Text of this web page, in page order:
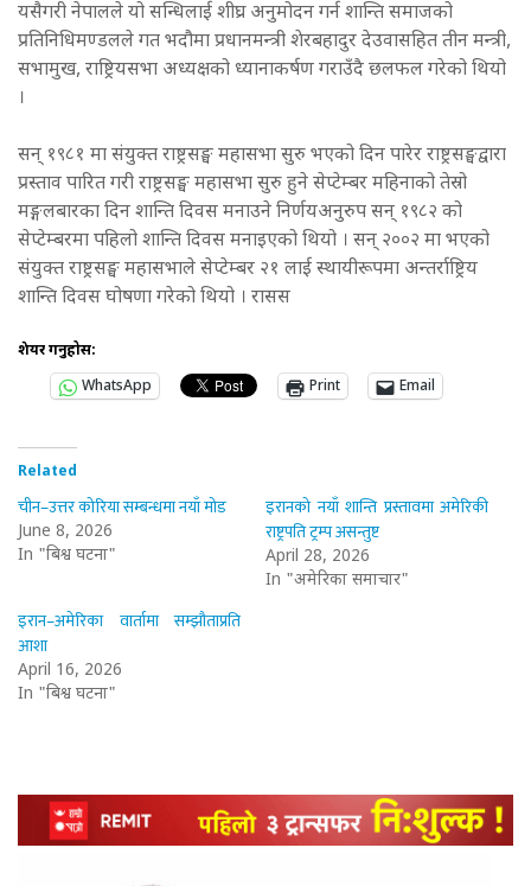
यसैगरी नेपालले यो सन्धिलाई शीघ्र अनुमोदन गर्न शान्ति समाजको
प्रतिनिधिमण्डलले गत भदौमा प्रधानमन्त्री शेरबहादुर देउवासहित तीन मन्त्री,
सभामुख, राष्ट्रियसभा अध्यक्षको ध्यानाकर्षण गराउँदै छलफल गरेको थियो
।
सन् १९८१ मा संयुक्त राष्ट्रसङ्घ महासभा सुरु भएको दिन पारेर राष्ट्रसङ्घद्वारा
प्रस्ताव पारित गरी राष्ट्रसङ्घ महासभा सुरु हुने सेप्टेम्बर महिनाको तेस्रो
मङ्गलबारका दिन शान्ति दिवस मनाउने निर्णयअनुरुप सन् १९८२ को
सेप्टेम्बरमा पहिलो शान्ति दिवस मनाइएको थियो । सन् २००२ मा भएको
संयुक्त राष्ट्रसङ्घ महासभाले सेप्टेम्बर २१ लाई स्थायीरूपमा अन्तर्राष्ट्रिय
शान्ति दिवस घोषणा गरेको थियो । रासस
शेयर गर्नुहोस:
WhatsApp
Print Email
Related
चीन–उत्तर कोरिया सम्बन्धमा नयाँ मोड
June 8, 2026
In "बिश्व घटना"
इरानको नयाँ शान्ति प्रस्तावमा अमेरिकी
राष्ट्रपति ट्रम्प असन्तुष्ट
April 28, 2026
In "अमेरिका समाचार"
इरान–अमेरिका वार्तामा सम्झौताप्रति
आशा
April 16, 2026
In "बिश्व घटना"